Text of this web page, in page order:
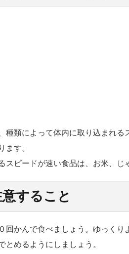
種類によって体内に取り込まれ
ます。
スピードが速い食品は、お米、じ
すること
回かんで食べましょう。ゆっくり
とめるようにしましょう。